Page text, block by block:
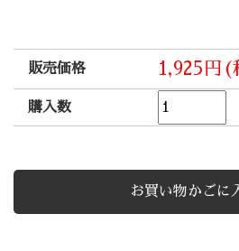
販売価格 1,925円(
購入数